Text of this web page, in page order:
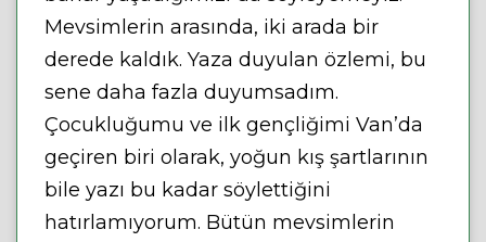
Mevsimlerin arasında, iki arada bir
derede kaldık. Yaza duyulan özlemi, bu
sene daha fazla duyumsadım.
Çocukluğumu ve ilk gençliğimi Van’da
geçiren biri olarak, yoğun kış şartlarının
bile yazı bu kadar söylettiğini
hatırlamıyorum. Bütün mevsimlerin